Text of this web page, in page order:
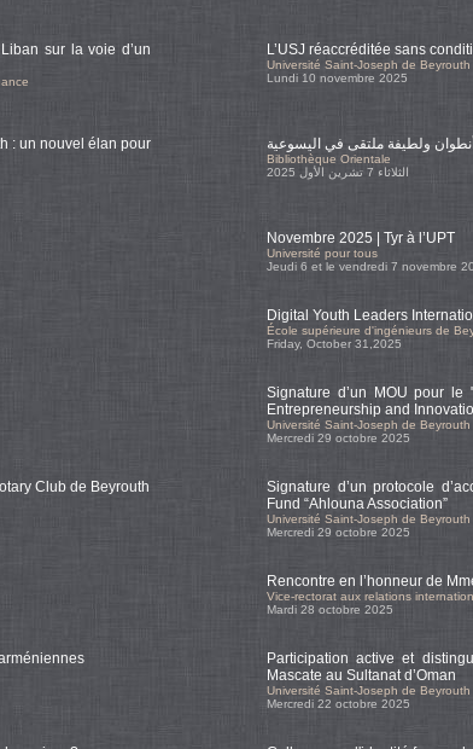
sur la voie d’un
L’USJ réaccréditée sans
Université Saint-Joseph de Beyrouth
Lundi 10 novembre 2025
: un nouvel élan pour
ولطيفة ملتقى في اليسوعية
Bibliothèque Orientale
الثلاثاء 7 تشرين الأول 2025
Novembre 2025 | Tyr à l’UPT
Université pour tous
Jeudi 6 et le vendredi 7 novembre
Digital Youth Leaders
École supérieure d'ingénieurs de
Friday, October 31,2025
Signature d’un MOU pour le
Entrepreneurship and
Université Saint-Joseph de Beyrouth
Mercredi 29 octobre 2025
Club de Beyrouth
Signature d’un protocole
Fund “Ahlouna Association”
Université Saint-Joseph de Beyrouth
Mercredi 29 octobre 2025
Rencontre en l’honneur de
Vice-rectorat aux relations
Mardi 28 octobre 2025
Participation active et
Mascate au Sultanat d’Oman
Université Saint-Joseph de Beyrouth
Mercredi 22 octobre 2025